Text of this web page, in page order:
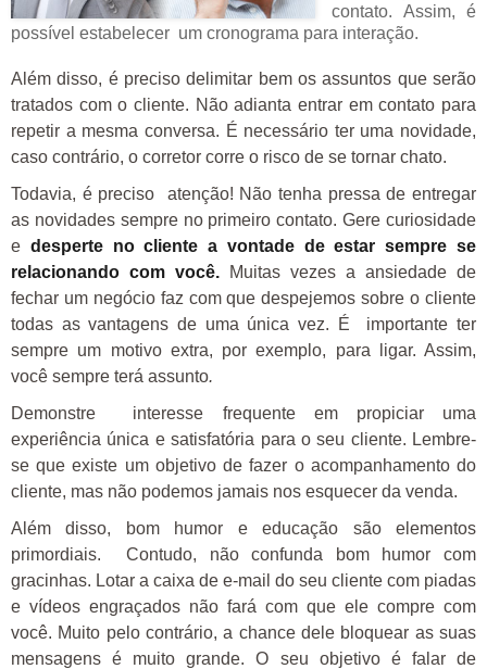
contato. Assim, é
possível estabelecer um cronograma para interação.
Além disso, é preciso delimitar bem os assuntos que serão
tratados com o cliente. Não adianta entrar em contato para
repetir a mesma conversa. É necessário ter uma novidade,
caso contrário, o corretor corre o risco de se tornar chato.
Todavia, é preciso atenção! Não tenha pressa de entregar
as novidades sempre no primeiro contato. Gere curiosidade
e desperte no cliente a vontade de estar sempre se
relacionando com você. Muitas vezes a ansiedade de
fechar um negócio faz com que despejemos sobre o cliente
todas as vantagens de uma única vez. É importante ter
sempre um motivo extra, por exemplo, para ligar. Assim,
você sempre terá assunto.
Demonstre interesse frequente em propiciar uma
experiência única e satisfatória para o seu cliente. Lembre-
se que existe um objetivo de fazer o acompanhamento do
cliente, mas não podemos jamais nos esquecer da venda.
Além disso, bom humor e educação são elementos
primordiais. Contudo, não confunda bom humor com
gracinhas. Lotar a caixa de e-mail do seu cliente com piadas
e vídeos engraçados não fará com que ele compre com
você. Muito pelo contrário, a chance dele bloquear as suas
mensagens é muito grande. O seu objetivo é falar de